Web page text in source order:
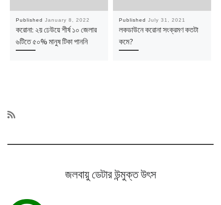
Published January 8, 2022
করোনা: ২য় ঢেউয়ে শীর্ষ ১০ জেলার
৬টিতে ৫০% মানুষ টিকা পাননি
Published July 31, 2021
লকডাউনে করোনা সংক্রমণ কতটা
কমে?
জলবায়ু ডেটার উন্মুক্ত উৎস